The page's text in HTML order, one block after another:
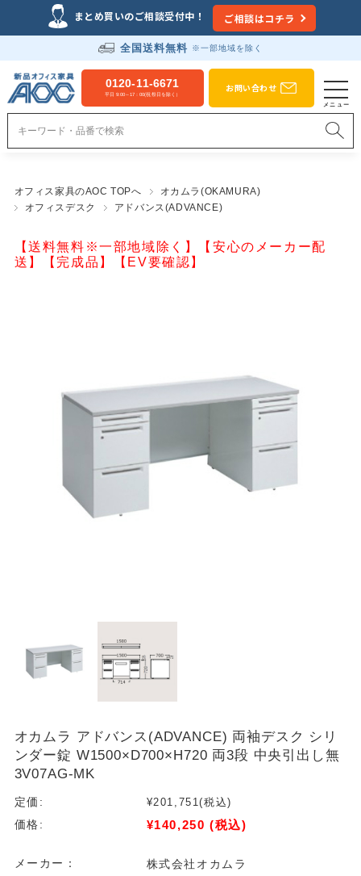
まとめ買いのご相談受付中！ ご相談はコチラ
全国送料無料 ※一部地域を除く
0120-11-6671
平日 9:00～17：00(祝祭日を除く）
お問い合わせ
オフィス家具のAOC TOPへ
オカムラ(OKAMURA)
オフィスデスク
アドバンス(ADVANCE)
【送料無料※一部地域除く】【安心のメーカー配
送】【完成品】【EV要確認】
オカムラ アドバンス(ADVANCE) 両袖デスク シリ
ンダー錠 W1500×D700×H720 両3段 中央引出し無
3V07AG-MK
定価: ¥201,751(税込)
価格:
¥140,250 (税込)
メーカー：
株式会社オカムラ